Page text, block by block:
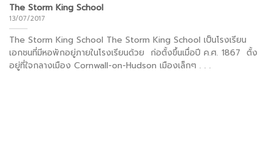
The Storm King School
13/07/2017
The Storm King School The Storm King School เป็นโรงเรียน
เอกชนที่มีหอพักอยู่ภายในโรงเรียนด้วย ก่อตั้งขึ้นเมื่อปี ค.ศ. 1867 ตั้ง
อยู่ที่ใจกลางเมือง Cornwall-on-Hudson เมืองเล็กๆ . . .